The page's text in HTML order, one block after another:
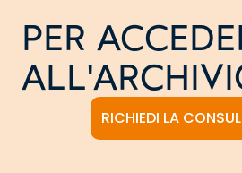
PER
RICHIEDI LA